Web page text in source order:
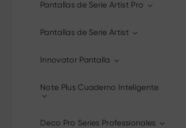
Pantallas de Serie Artist Pro
Pantallas de Serie Artist
Innovator Pantalla
Note Plus Cuaderno Inteligente
Deco Pro Series Professionales